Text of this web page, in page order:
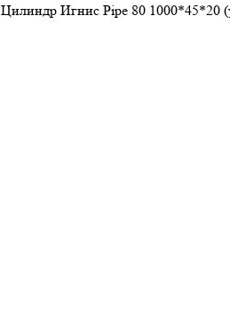
Цилиндр Игнис Pipe 80 1000*45*20